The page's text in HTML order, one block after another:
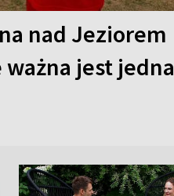
nad Jeziorem
jest jedna